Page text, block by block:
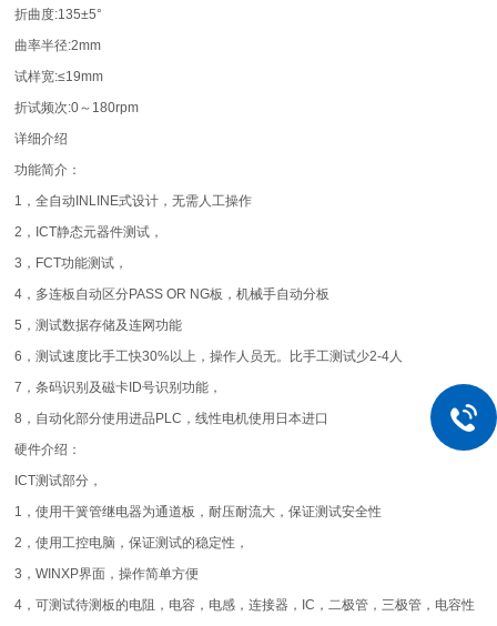
折曲度:135±5°
曲率半径:2mm
试样宽:≤19mm
折试频次:0～180rpm
详细介绍
功能简介：
1，全自动INLINE式设计，无需人工操作
2，ICT静态元器件测试，
3，FCT功能测试，
4，多连板自动区分PASS OR NG板，机械手自动分板
5，测试数据存储及连网功能
6，测试速度比手工快30%以上，操作人员无。比手工测试少2-4人
7，条码识别及磁卡ID号识别功能，
8，自动化部分使用进品PLC，线性电机使用日本进口
硬件介绍：
ICT测试部分，
1，使用干簧管继电器为通道板，耐压耐流大，保证测试安全性
2，使用工控电脑，保证测试的稳定性，
3，WINXP界面，操作简单方便
4，可测试待测板的电阻，电容，电感，连接器，IC，二极管，三极管，电容性